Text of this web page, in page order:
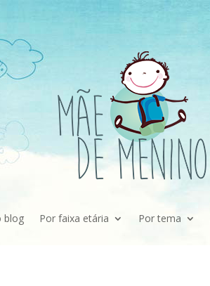
blog Por faixa etária Por tema